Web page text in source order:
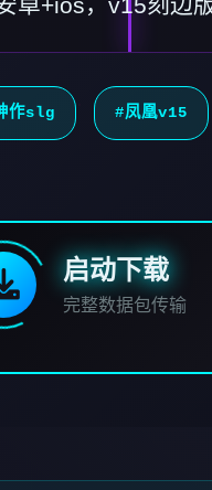
作slg #凤凰v15
启动下载
完整数据包传输